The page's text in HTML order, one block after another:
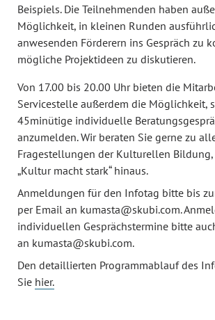
Beispiels. Die Teilnehmenden haben
Möglichkeit, in kleinen Runden
anwesenden Förderern ins Gespräch zu
mögliche Projektideen zu diskutieren.
Von 17.00 bis 20.00 Uhr bieten die
Servicestelle außerdem die Möglichkeit,
45minütige individuelle
anzumelden. Wir beraten Sie gerne zu
Fragestellungen der Kulturellen Bildung,
„Kultur macht stark“ hinaus.
Anmeldungen für den Infotag bitte bis
per Email an kumasta@skubi.com.
individuellen Gesprächstermine bitte
an kumasta@skubi.com.
Den detaillierten Programmablauf des
Sie hier.